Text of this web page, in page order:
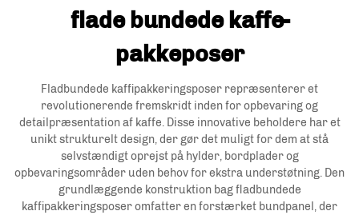
flade bundede kaffe-
pakkeposer
Fladbundede kaffipakkeringsposer repræsenterer et
revolutionerende fremskridt inden for opbevaring og
detailpræsentation af kaffe. Disse innovative beholdere har et
unikt strukturelt design, der gør det muligt for dem at stå
selvstændigt oprejst på hylder, bordplader og
opbevaringsområder uden behov for ekstra understøtning. Den
grundlæggende konstruktion bag fladbundede
kaffipakkeringsposer omfatter en forstærket bundpanel, der